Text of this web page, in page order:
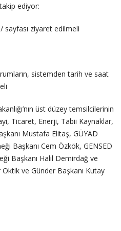
ediyor:
ziyaret edilmeli
sistemden tarih ve saat
üst düzey temsilcilerinin
Ticaret, Enerji, Tabii Kaynaklar,
Mustafa Elitaş, GÜYAD
Başkanı Cem Özkök, GENSED
Başkanı Halil Demirdağ ve
ve Günder Başkanı Kutay